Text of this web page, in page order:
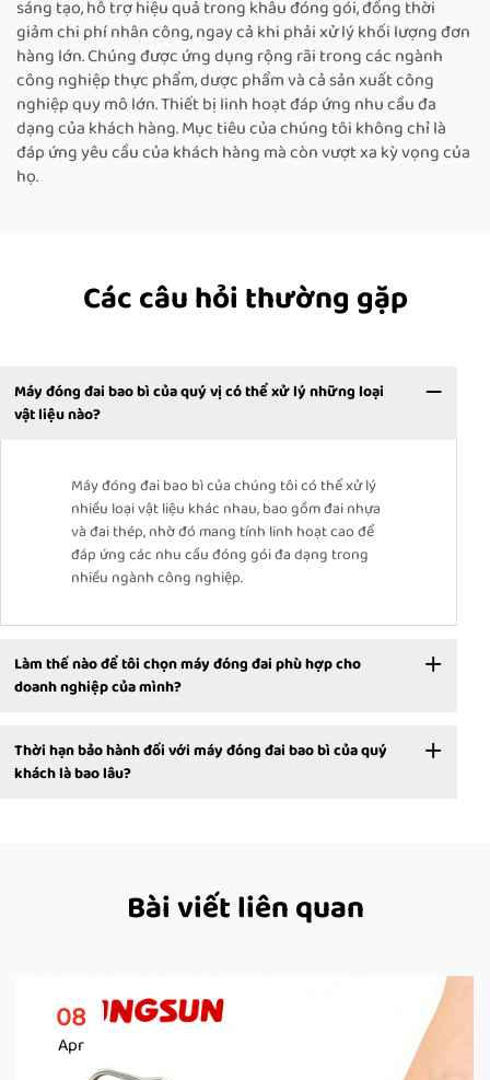
sáng tạo, hỗ trợ hiệu quả trong khâu đóng gói, đồng thời
giảm chi phí nhân công, ngay cả khi phải xử lý khối lượng đơn
hàng lớn. Chúng được ứng dụng rộng rãi trong các ngành
công nghiệp thực phẩm, dược phẩm và cả sản xuất công
nghiệp quy mô lớn. Thiết bị linh hoạt đáp ứng nhu cầu đa
dạng của khách hàng. Mục tiêu của chúng tôi không chỉ là
đáp ứng yêu cầu của khách hàng mà còn vượt xa kỳ vọng của
họ.
Các câu hỏi thường gặp
Máy đóng đai bao bì của quý vị có thể xử lý những loại
vật liệu nào?
Máy đóng đai bao bì của chúng tôi có thể xử lý
nhiều loại vật liệu khác nhau, bao gồm đai nhựa
và đai thép, nhờ đó mang tính linh hoạt cao để
đáp ứng các nhu cầu đóng gói đa dạng trong
nhiều ngành công nghiệp.
Làm thế nào để tôi chọn máy đóng đai phù hợp cho
doanh nghiệp của mình?
Thời hạn bảo hành đối với máy đóng đai bao bì của quý
khách là bao lâu?
Bài viết liên quan
08
Apr